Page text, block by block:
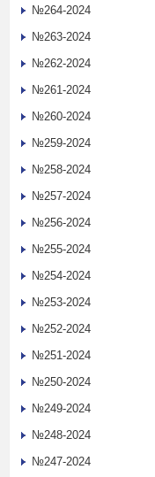
№264-2024
№263-2024
№262-2024
№261-2024
№260-2024
№259-2024
№258-2024
№257-2024
№256-2024
№255-2024
№254-2024
№253-2024
№252-2024
№251-2024
№250-2024
№249-2024
№248-2024
№247-2024